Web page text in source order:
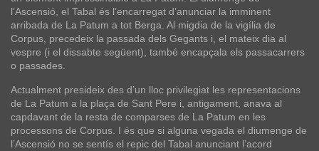
l’Ascensió, el Tabal és l’encarregat d’anunciar la imminent
arribada de La Patum a tot Berga. Al migdia de la vigília de
Corpus, precedeix la passada dels Gegants i, el mateix dia al
vespre (i el dissabte següent), també encapçala els passacarrers
o passades.
Actualment presideix des d’un lloc privilegiat les representacions
de La Patum a la plaça de Sant Pere i, antigament, anava al
capdavant de la resta de comparses de La Patum en les
processons de Corpus. I és que si alguna vegada el diumenge de
l’Ascensió no se sentís el repic del Tabal anunciant l’acord